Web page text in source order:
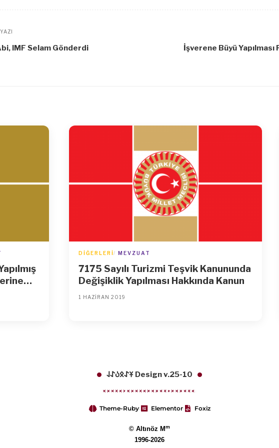
IMF Selam Gönderdi İşverene Büyü
DIĞERLERI MEVZUAT
7175 Sayılı Turizmi Teşvik Kanununda
Değişiklik Yapılması Hakkında Kanun
1 HAZIRAN 2019
𐱁𐰀𐰋𐰉𐰀𐰞 Design v.25-10
Theme-Ruby Elementor Foxiz
© Altınöz Mm
1996-2026